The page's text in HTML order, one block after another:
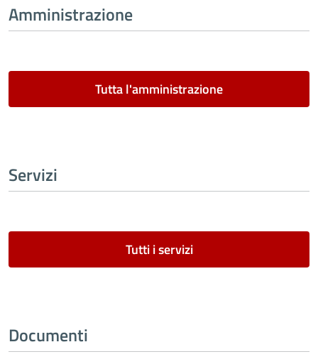
Amministrazione
Tutta l'amministrazione
Servizi
Tutti i servizi
Documenti